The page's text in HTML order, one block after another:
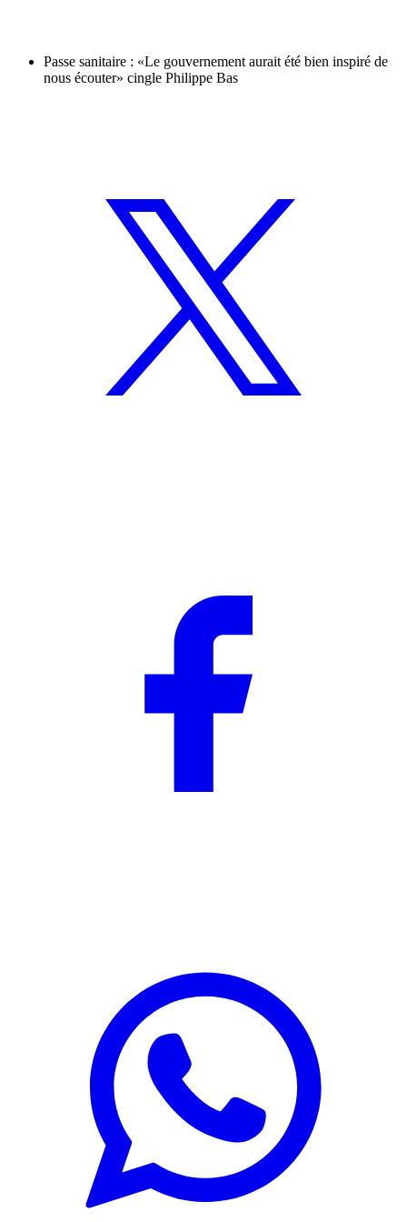
Passe sanitaire : «Le gouvernement aurait été bien inspiré de
nous écouter» cingle Philippe Bas